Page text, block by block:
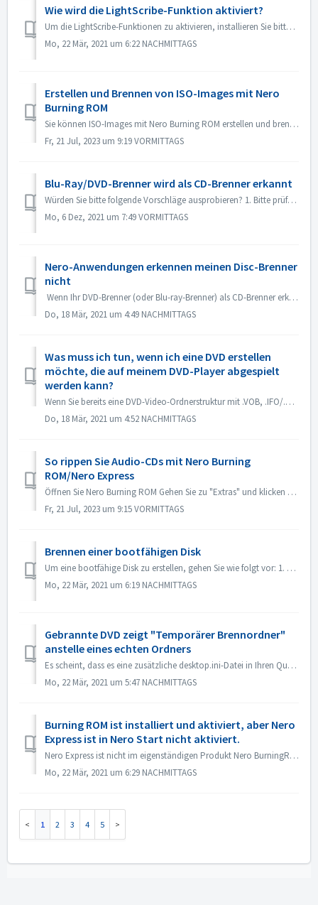
Wie wird die LightScribe-Funktion aktiviert?
Um die LightScribe-Funktionen zu aktivieren, installieren Sie bitte die LightScribe-Software: https://lightscribesoftware.org/ Kontaktieren Sie uns, wen...
Mo, 22 Mär, 2021 um 6:22 NACHMITTAGS
Erstellen und Brennen von ISO-Images mit Nero
Burning ROM
Sie können ISO-Images mit Nero Burning ROM erstellen und brennen. Hier die Kurzanleitung:So erstellen und brennen Sie ein ISO-Image: Öffnen Sie Nero Bu...
Fr, 21 Jul, 2023 um 9:19 VORMITTAGS
Blu-Ray/DVD-Brenner wird als CD-Brenner erkannt
Würden Sie bitte folgende Vorschläge ausprobieren? 1. Bitte prüfen Sie, ob es einen neuen Treiber für Ihren Brenner und die Firmware gibt. Wenn ja, aktuali...
Mo, 6 Dez, 2021 um 7:49 VORMITTAGS
Nero-Anwendungen erkennen meinen Disc-Brenner
nicht
Wenn Ihr DVD-Brenner (oder Blu-ray-Brenner) als CD-Brenner erkannt wird, lesen Sie bitte diesen Artikel: https://nerosupport.freshdesk.com/en/support/solu...
Do, 18 Mär, 2021 um 4:49 NACHMITTAGS
Was muss ich tun, wenn ich eine DVD erstellen
möchte, die auf meinem DVD-Player abgespielt
werden kann?
Wenn Sie bereits eine DVD-Video-Ordnerstruktur mit .VOB, .IFO/.BUP-Dateien haben, können Sie Nero BurningROM zum Brennen von DVDs verwenden. 1. Erstellen Si...
Do, 18 Mär, 2021 um 4:52 NACHMITTAGS
So rippen Sie Audio-CDs mit Nero Burning
ROM/Nero Express
Öffnen Sie Nero Burning ROM Gehen Sie zu "Extras" und klicken Sie auf "Audiospuren speichern". Wählen Sie in der Registerkarte "...
Fr, 21 Jul, 2023 um 9:15 VORMITTAGS
Brennen einer bootfähigen Disk
Um eine bootfähige Disk zu erstellen, gehen Sie wie folgt vor: 1. Klicken Sie im Hauptbildschirm von Nero Burning ROM auf die Schaltfläche Neu. -> Das ...
Mo, 22 Mär, 2021 um 6:19 NACHMITTAGS
Gebrannte DVD zeigt "Temporärer Brennordner"
anstelle eines echten Ordners
Es scheint, dass es eine zusätzliche desktop.ini-Datei in Ihren Quelldateien gibt. Der Explorer liest diese Datei und stellt fest, dass dieser bestimmte Ord...
Mo, 22 Mär, 2021 um 5:47 NACHMITTAGS
Burning ROM ist installiert und aktiviert, aber Nero
Express ist in Nero Start nicht aktiviert.
Nero Express ist nicht im eigenständigen Produkt Nero BurningRom enthalten. Nero Express wird im Offline-Handel verkauft. Nero Express ist in unserer Nero...
Mo, 22 Mär, 2021 um 6:29 NACHMITTAGS
1 2 3 4 5